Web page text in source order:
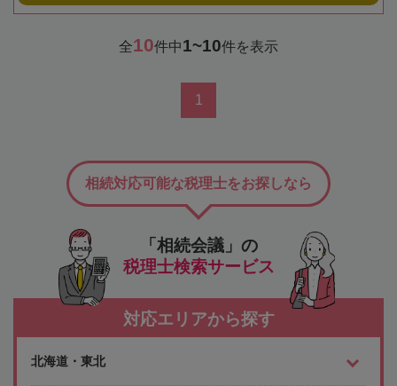
全10件中1~10件を表示
1
「相続会議」の
税理士検索サービス
相続対応可能な税理士をお探しなら
対応エリアから探す
北海道・東北